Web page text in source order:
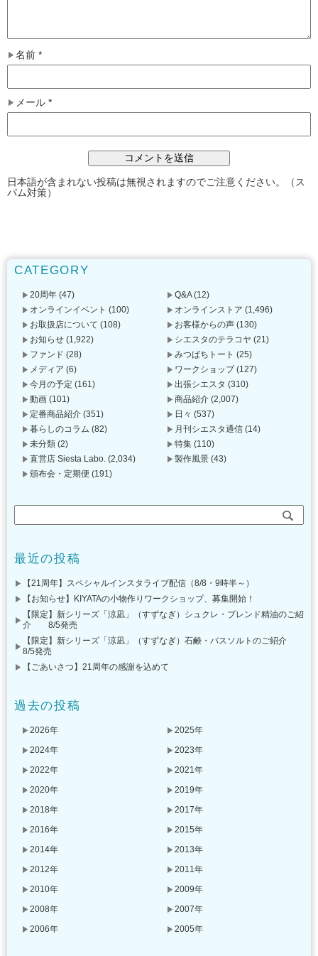
名前 *
メール *
日本語が含まれない投稿は無視されますのでご注意ください。（ス
パム対策）
CATEGORY
20周年 (47) Q&A(12)
オンラインイベント (100) オンラインストア (1,496)
お取扱店について (108) お客様からの声 (130)
お知らせ (1,922) シエスタのテラコヤ (21)
ファンド (28) みつばちトート (25)
メディア (6) ワークショップ(127)
今月の予定 (161) 出張シエスタ (310)
動画 (101) 商品紹介 (2,007)
定番商品紹介 (351) 日々 (537)
暮らしのコラム (82) 月刊シエスタ通信 (14)
未分類 (2) 特集 (110)
直営店 Siesta Labo. (2,034) 製作風景 (43)
頒布会・定期便 (191)
最近の投稿
【21周年】スペシャルインスタライブ配信（8/8・9時半～）
【お知らせ】KIYATAの小物作りワークショップ、募集開始！
【限定】新シリーズ「涼凪」（すずなぎ）シュクレ・ブレンド精油のご紹
介 8/5発売
【限定】新シリーズ「涼凪」（すずなぎ）石鹸・バスソルトのご紹介
8/5発売
【ごあいさつ】21周年の感謝を込めて
過去の投稿
2026年
2025年
2024年
2023年
2022年
2021年
2020年
2019年
2018年
2017年
2016年
2015年
2014年
2013年
2012年
2011年
2010年
2009年
2008年
2007年
2006年
2005年